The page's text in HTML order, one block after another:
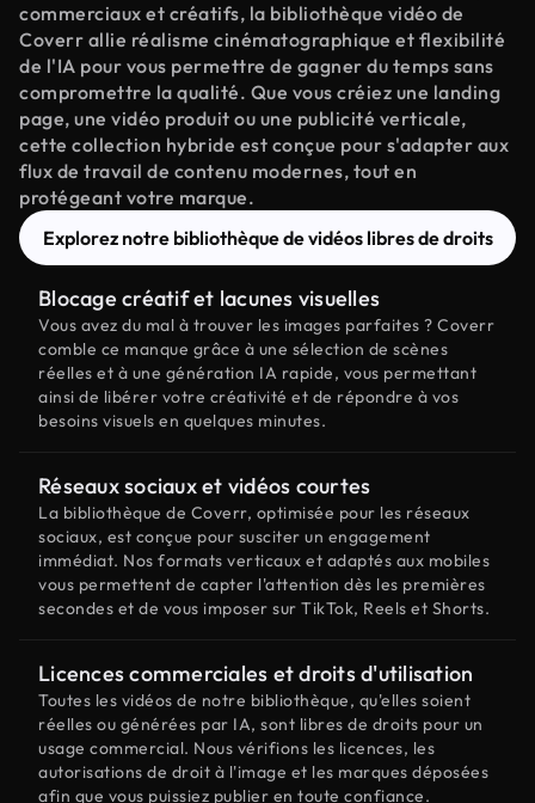
commerciaux et créatifs, la bibliothèque vidéo de
Coverr allie réalisme cinématographique et flexibilité
de l'IA pour vous permettre de gagner du temps sans
compromettre la qualité. Que vous créiez une landing
page, une vidéo produit ou une publicité verticale,
cette collection hybride est conçue pour s'adapter aux
flux de travail de contenu modernes, tout en
protégeant votre marque.
Explorez notre bibliothèque de vidéos libres de droits
Blocage créatif et lacunes visuelles
Vous avez du mal à trouver les images parfaites ? Coverr
comble ce manque grâce à une sélection de scènes
réelles et à une génération IA rapide, vous permettant
ainsi de libérer votre créativité et de répondre à vos
besoins visuels en quelques minutes.
Réseaux sociaux et vidéos courtes
La bibliothèque de Coverr, optimisée pour les réseaux
sociaux, est conçue pour susciter un engagement
immédiat. Nos formats verticaux et adaptés aux mobiles
vous permettent de capter l'attention dès les premières
secondes et de vous imposer sur TikTok, Reels et Shorts.
Licences commerciales et droits d'utilisation
Toutes les vidéos de notre bibliothèque, qu'elles soient
réelles ou générées par IA, sont libres de droits pour un
usage commercial. Nous vérifions les licences, les
autorisations de droit à l'image et les marques déposées
afin que vous puissiez publier en toute confiance.